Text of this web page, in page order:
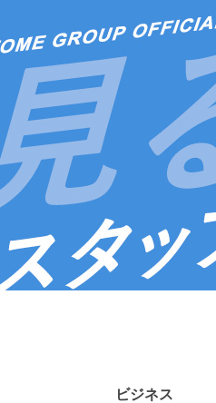
ビジネス